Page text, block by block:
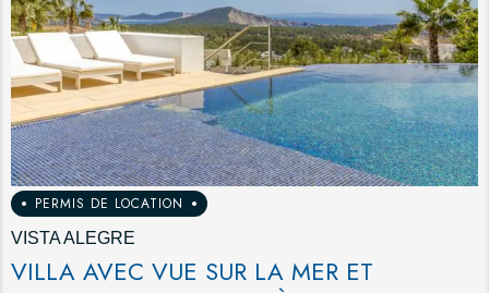
PERMIS DE LOCATION
VISTA ALEGRE
VILLA AVEC VUE SUR LA MER ET